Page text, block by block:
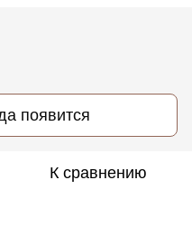
появится
К сравнению